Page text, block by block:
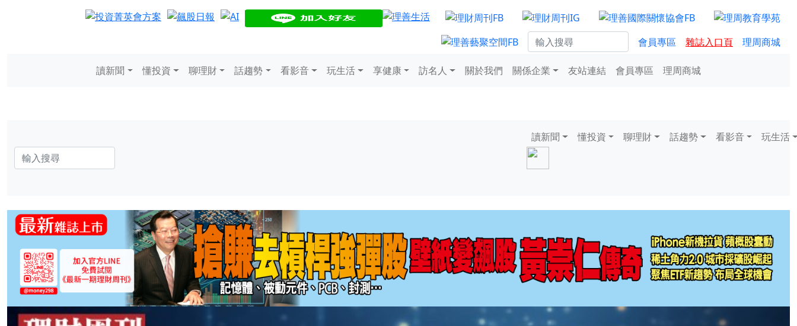
會員專區 雜誌入口頁 理周商城
讀新聞 懂投資 聊理財 話趨勢 看影音 玩生活 享健康 訪名人 關於我們 關係企業 友站連結 會員專區 理周商城
讀新聞 懂投資 聊理財 話趨勢 看影音 玩生活